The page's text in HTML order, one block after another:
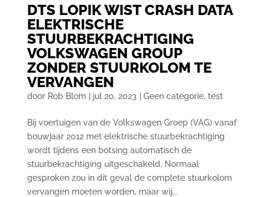
DTS LOPIK WIST CRASH DATA
ELEKTRISCHE
STUURBEKRACHTIGING
VOLKSWAGEN GROUP
ZONDER STUURKOLOM TE
VERVANGEN
door Rob Blom jul 20, 2023 Geen categorie, test
Bij voertuigen van de Volkswagen Groep (VAG) vanaf
bouwjaar 2012 met elektrische stuurbekrachtiging
wordt tijdens een botsing automatisch de
stuurbekrachtiging uitgeschakeld. Normaal
gesproken zou in dit geval de complete stuurkolom
vervangen moeten worden, maar wij...